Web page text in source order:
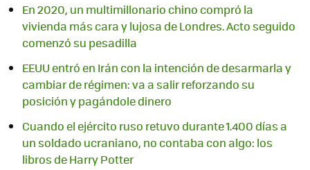
En 2020, un multimillonario chino compró la
vivienda más cara y lujosa de Londres. Acto seguido
comenzó su pesadilla
EEUU entró en Irán con la intención de desarmarla y
cambiar de régimen: va a salir reforzando su
posición y pagándole dinero
Cuando el ejército ruso retuvo durante 1.400 días a
un soldado ucraniano, no contaba con algo: los
libros de Harry Potter